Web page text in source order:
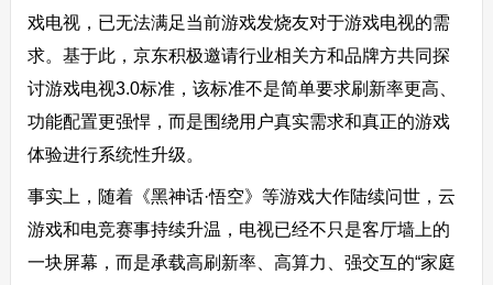
戏电视，已无法满足当前游戏发烧友对于游戏电视的需
求。基于此，京东积极邀请行业相关方和品牌方共同探
讨游戏电视3.0标准，该标准不是简单要求刷新率更高、
功能配置更强悍，而是围绕用户真实需求和真正的游戏
体验进行系统性升级。
事实上，随着《黑神话·悟空》等游戏大作陆续问世，云
游戏和电竞赛事持续升温，电视已经不只是客厅墙上的
一块屏幕，而是承载高刷新率、高算力、强交互的“家庭